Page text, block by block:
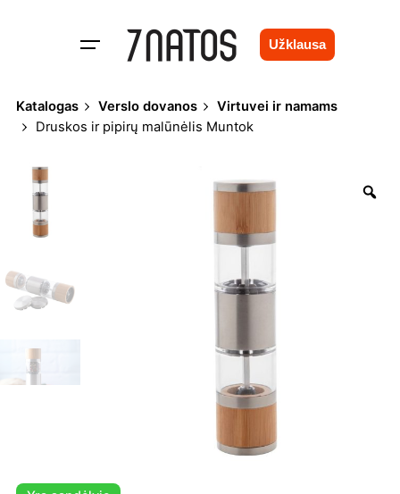
Užklausa
Katalogas Verslo dovanos
Virtuvei ir namams
Druskos ir pipirų malūnėlis Muntok